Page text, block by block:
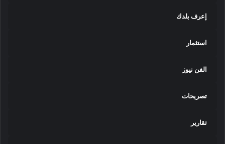
إعرف بلدك
استثمار
الفن نيوز
تصريحات
تقارير